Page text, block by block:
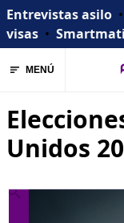
Entrevistas asilo •
visas •
MENÚ
Unidos